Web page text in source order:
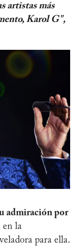
artistas más
Karol G",
admiración por
en la
para ella.